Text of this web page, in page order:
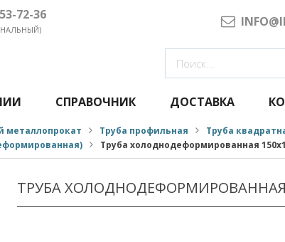
72-36
СПРАВОЧНИК ДОСТАВКА
металлопрокат Труба профильная
Труба
Труба холоднодеформированная
ТРУБА ХОЛОДНОДЕФОРМИРОВАННАЯ